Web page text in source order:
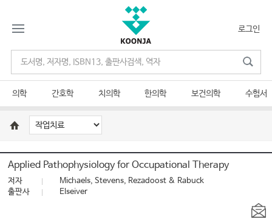
로그인
의학 간호학 치의학 한의학 보건의학 수험서
Applied Pathophysiology for Occupational Therapy
저자
Michaels, Stevens, Rezadoost & Rabuck
출판사
Elseiver